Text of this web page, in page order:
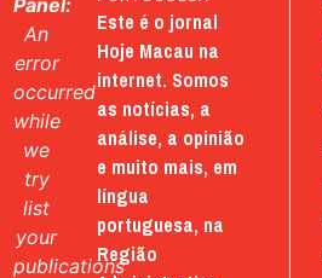
An
error
occurred
while
we
try
list
your
publications
Este é o jornal
Hoje Macau na
internet. Somos
as notícias, a
análise, a opinião
e muito mais, em
língua
portuguesa, na
Região